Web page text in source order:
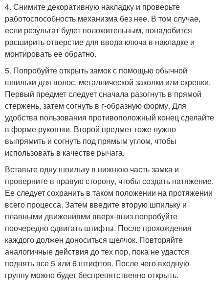
4. Снимите декоративную накладку и проверьте
работоспособность механизма без нее. В том случае,
если результат будет положительным, понадобится
расширить отверстие для ввода ключа в накладке и
монтировать ее обратно.
5. Попробуйте открыть замок с помощью обычной
шпильки для волос, металлической заколки или скрепки.
Первый предмет следует сначала разогнуть в прямой
стержень, затем согнуть в г-образную форму. Для
удобства пользования противоположный конец сделайте
в форме рукоятки. Второй предмет тоже нужно
выпрямить и согнуть под прямым углом, чтобы
использовать в качестве рычага.
Вставьте одну шпильку в нижнюю часть замка и
проверните в правую сторону, чтобы создать натяжение.
Ее следует сохранить в таком положении на протяжении
всего процесса. Затем введите вторую шпильку и
плавными движениями вверх-вниз попробуйте
поочередно сдвигать штифты. После прохождения
каждого должен доноситься щелчок. Повторяйте
аналогичные действия до тех пор, пока не удастся
поднять все 5 или 6 штифтов. После чего входную
группу можно будет беспрепятственно открыть.